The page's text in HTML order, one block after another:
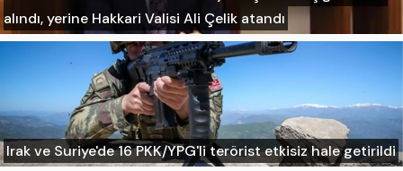
alındı, yerine Hakkari Valisi Ali Çelik atandı
Irak ve Suriye'de 16 PKK/YPG'li terörist etkisiz hale getirildi